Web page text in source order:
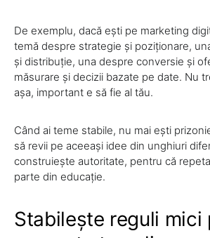
De exemplu, dacă ești pe marketing
temă despre strategie și poziționare,
și distribuție, una despre conversie și
măsurare și decizii bazate pe date. Nu
așa, important e să fie al tău.
Când ai teme stabile, nu mai ești
să revii pe aceeași idee din unghiuri
construiește autoritate, pentru că
parte din educație.
Stabilește reguli mici